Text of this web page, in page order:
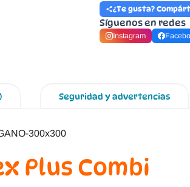
¿Te gusta?
Síguenos en redes
Instagram
Seguridad y advertencias
Plus Combi